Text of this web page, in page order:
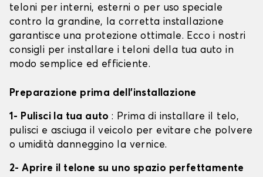
teloni per interni, esterni o per uso speciale
contro la grandine, la corretta installazione
garantisce una protezione ottimale. Ecco i nostri
consigli per installare i teloni della tua auto in
modo semplice ed efficiente.
Preparazione prima dell'installazione
1- Pulisci la tua auto: Prima di installare il telo,
pulisci e asciuga il veicolo per evitare che polvere
o umidità danneggino la vernice.
2- Aprire il telone su uno spazio perfettamente